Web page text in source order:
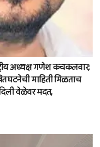
अध्यक्ष गणेश कचकलवार;
माहिती मिळताच
वेळेवर मदत,